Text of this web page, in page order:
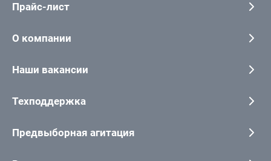
Прайс-лист
О компании
Наши вакансии
Техподдержка
Предвыборная агитация